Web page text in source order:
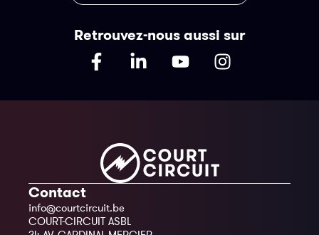
Retrouvez-nous aussi sur
Contact
info@courtcircuit.be
COURT-CIRCUIT ASBL